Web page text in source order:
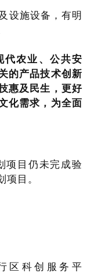
设施设备，有明
代农业、公共安
的产品技术创新
惠及民生，更好
化需求，为全面
项目仍未完成验
目。
区科创服务平